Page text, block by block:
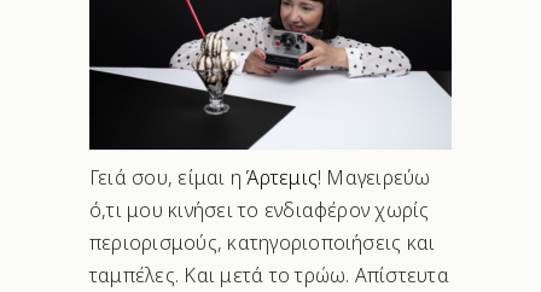
Γειά σου, είμαι ηΆρτεμις! Μαγειρεύω
ό,τι μου κινήσει το ενδιαφέρον χωρίς
περιορισμούς, κατηγοριοποιήσεις και
ταμπέλες. Και μετά το τρώω. Απίστευτα